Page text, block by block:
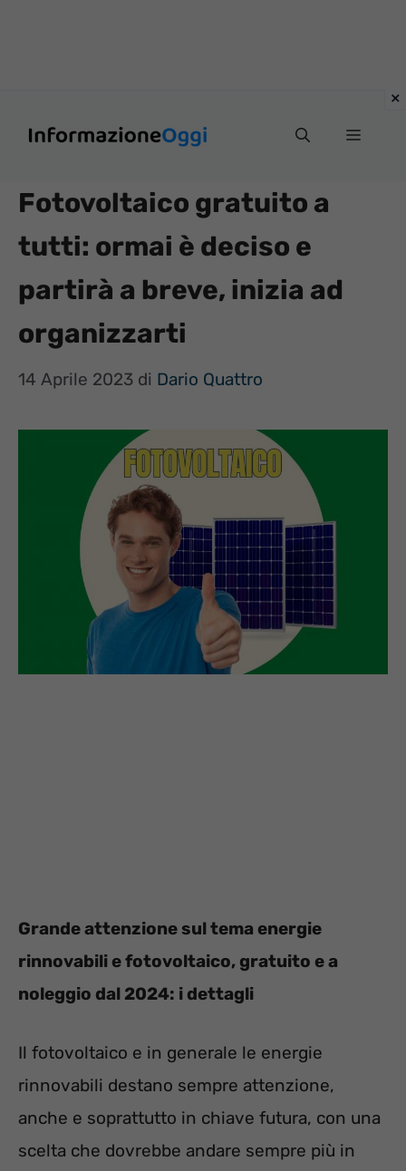
Menu
Fotovoltaico gratuito a
tutti: ormai è deciso e
partirà a breve, inizia ad
organizzarti
14 Aprile 2023 di Dario Quattro
Grande attenzione sul tema energie
rinnovabili e fotovoltaico, gratuito e a
noleggio dal 2024: i dettagli
Il fotovoltaico e in generale le energie
rinnovabili destano sempre attenzione,
anche e soprattutto in chiave futura, con una
scelta che dovrebbe andare sempre più in